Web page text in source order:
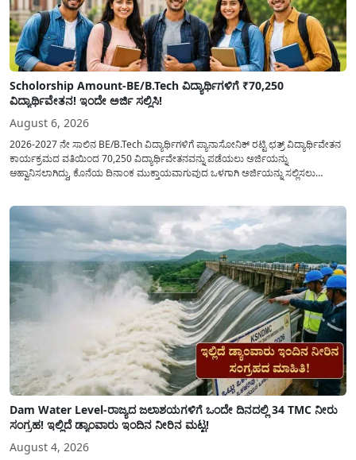
Scholorship Amount-BE/B.Tech ವಿದ್ಯಾರ್ಥಿಗಳಿಗೆ ₹70,250
ವಿದ್ಯಾರ್ಥಿವೇತನ! ಇಂದೇ ಅರ್ಜಿ ಸಲ್ಲಿಸಿ!
August 6, 2026
2026-2027 ನೇ ಸಾಲಿನ BE/B.Tech ವಿದ್ಯಾರ್ಥಿಗಳಿಗೆ ಪ್ಯಾನಾಸೋನಿಕ್ ರಟ್ಟಿ ಛತ್ರ್ ವಿದ್ಯಾರ್ಥಿವೇತನ
ಕಾರ್ಯಕ್ರಮದ ವತಿಯಿಂದ 70,250 ವಿದ್ಯಾರ್ಥಿವೇತನವನ್ನು ಪಡೆಯಲು ಅರ್ಜಿಯನ್ನು
ಆಹ್ವಾನಿಸಲಾಗಿದ್ದು, ಕೊನೆಯ ದಿನಾಂಕ ಮುಕ್ತಾಯವಾಗುವುದ ಒಳಗಾಗಿ ಅರ್ಜಿಯನ್ನು ಸಲ್ಲಿಸಲು
ಜಾರಿಗೆ...
Dam Water Level-ರಾಜ್ಯದ ಜಲಾಶಯಗಳಿಗೆ ಒಂದೇ ದಿನದಲ್ಲಿ 34 TMC ನೀರು
ಸಂಗ್ರಹ! ಇಲ್ಲಿದೆ ಡ್ಯಾಂವಾರು ಇಂದಿನ ನೀರಿನ ಮಟ್ಟ!
August 4, 2026